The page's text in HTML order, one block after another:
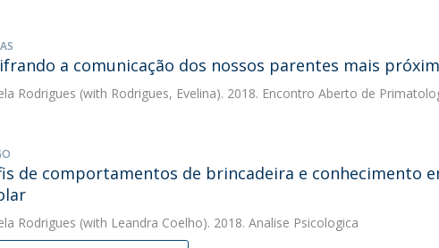
a comunicação dos nossos parentes mais
Rodrigues (with Rodrigues, Evelina). 2018. Encontro Aberto de
de comportamentos de brincadeira e conhecimento
Rodrigues (with Leandra Coelho). 2018. Analise Psicologica